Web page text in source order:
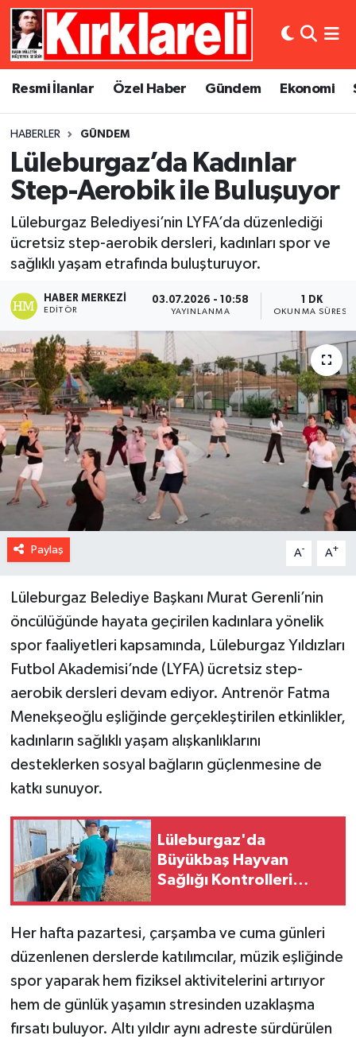
Resmi İlanlar Özel Haber Gündem Ekonomi
HABERLER GÜNDEM
Lüleburgaz’da Kadınlar
Step-Aerobik ile Buluşuyor
Lüleburgaz Belediyesi’nin LYFA’da düzenlediği
ücretsiz step-aerobik dersleri, kadınları spor ve
sağlıklı yaşam etrafında buluşturuyor.
HABER MERKEZI
EDITÖR
03.07.2026 - 10:58
YAYINLANMA
1 DK
OKUNMA SÜRESI
Paylaş A- A+
Lüleburgaz Belediye Başkanı Murat Gerenli’nin
öncülüğünde hayata geçirilen kadınlara yönelik
spor faaliyetleri kapsamında, Lüleburgaz Yıldızları
Futbol Akademisi’nde (LYFA) ücretsiz step-
aerobik dersleri devam ediyor. Antrenör Fatma
Menekşeoğlu eşliğinde gerçekleştirilen etkinlikler,
kadınların sağlıklı yaşam alışkanlıklarını
desteklerken sosyal bağların güçlenmesine de
katkı sunuyor.
Lüleburgaz'da
Büyükbaş Hayvan
Sağlığı Kontrolleri
Her hafta pazartesi, çarşamba ve cuma günleri
düzenlenen derslerde katılımcılar, müzik eşliğinde
spor yaparak hem fiziksel aktivitelerini artırıyor
hem de günlük yaşamın stresinden uzaklaşma
fırsatı buluyor. Altı yıldır aynı adreste sürdürülen
Resmi İlanlar
Gündem
Ekonomi
Siyaset
Spor
Asayiş
Dünya
Eğitim
Kültür Sanat
Magazin
Medya
Sağlık
Künye
Gizlilik Sözleşmesi
Merkez Nöbetçi Eczaneler
Merkez Trafik Yoğunluk Haritası
Süper Lig Puan Durumu ve Fikstür
Tüm Manşetler
Son Dakika Haberleri
Haber Arşivi